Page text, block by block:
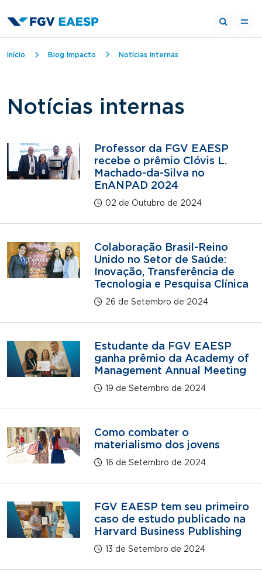
Trilha de navegação
Início Blog Impacto Notícias internas
Notícias internas
Professor da FGV EAESP
recebe o prêmio Clóvis L.
Machado-da-Silva no
EnANPAD 2024
02 de Outubro de 2024
Colaboração Brasil-Reino
Unido no Setor de Saúde:
Inovação, Transferência de
Tecnologia e Pesquisa Clínica
26 de Setembro de 2024
Estudante da FGV EAESP
ganha prêmio da Academy of
Management Annual Meeting
19 de Setembro de 2024
Como combater o
materialismo dos jovens
16 de Setembro de 2024
FGV EAESP tem seu primeiro
caso de estudo publicado na
Harvard Business Publishing
13 de Setembro de 2024